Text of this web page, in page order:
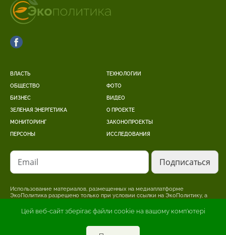
Цей веб-сайт зберігає файли cookie на вашому комп'ютері
ВЛАСТЬ
ОБЩЕСТВО
БИЗНЕС
ЗЕЛЕНАЯ ЭНЕРГЕТИКА
МОНИТОРИНГ
ПЕРСОНЫ
ТЕХНОЛОГИИ
ФОТО
ВИДЕО
О ПРОЕКТЕ
ЗАКОНОПРОЕКТЫ
ИССЛЕДОВАНИЯ
Email
Использование материалов, размещенных на медиаплатформе
ЭкоПолитика разрешено только при условии ссылки на ЭкоПолитику, а
систем, гиперссылки на страницу, где размещен оригинальный материал.
материале. За достоверность информации, опубликованной в рекламных